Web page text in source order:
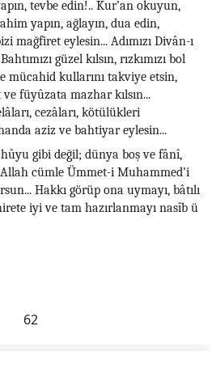
tevbe edin!.. Kur’an okuyun,
yapın, ağlayın, dua edin,
mağfiret eylesin... Adımızı Divân-ı
güzel kılsın, rızkımızı bol
mücahid kullarını takviye etsin,
füyûzata mazhar kılsın...
cezâları, kötülükleri
aziz ve bahtiyar eylesin...
gibi değil; dünya boş ve fânî,
cümle Ümmet-i Muhammed’i
Hakkı görüp ona uymayı, bâtılı
iyi ve tam hazırlanmayı nasîb ü
62